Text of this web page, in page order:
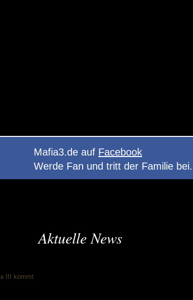
Mafia3.de auf Facebook
Werde Fan und tritt der Familie bei.
Aktuelle News